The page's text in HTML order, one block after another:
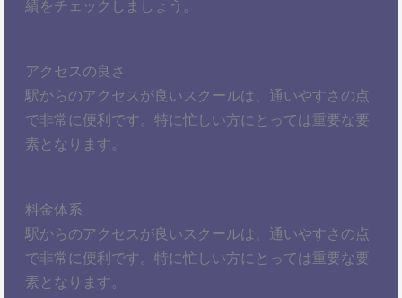
績をチェックしましょう。
アクセスの良さ
駅からのアクセスが良いスクールは、通いやすさの点
で非常に便利です。特に忙しい方にとっては重要な要
素となります。
料金体系
駅からのアクセスが良いスクールは、通いやすさの点
で非常に便利です。特に忙しい方にとっては重要な要
素となります。